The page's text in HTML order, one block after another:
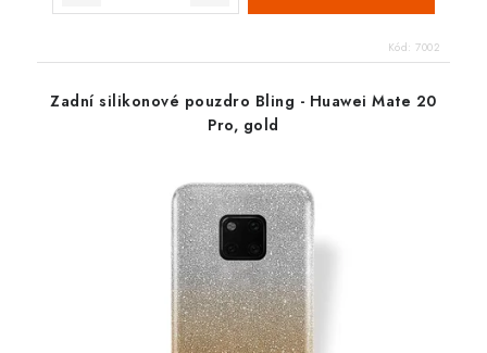
Kód: 7002
Zadní silikonové pouzdro Bling - Huawei Mate 20
Pro, gold